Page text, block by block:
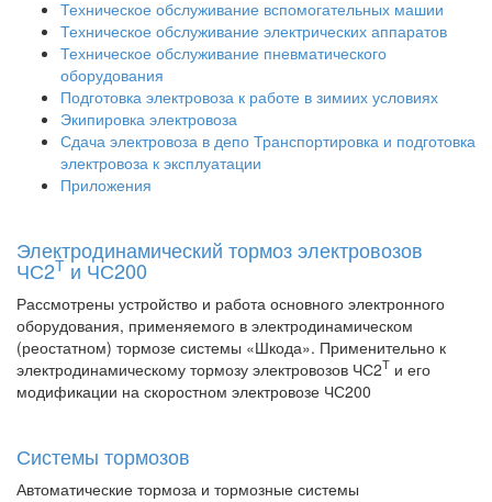
Техническое обслуживание вспомогательных машии
Техническое обслуживание электрических аппаратов
Техническое обслуживание пневматического
оборудования
Подготовка электровоза к работе в зимиих условиях
Экипировка электровоза
Сдача электровоза в депо Транспортировка и подготовка
электровоза к эксплуатации
Приложения
Электродинамический тормоз электровозов
ЧС2Т и ЧС200
Рассмотрены устройство и работа основного электронного
оборудования, применяемого в электродинамическом
(реостатном) тормозе системы «Шкода». Применительно к
электродинамическому тормозу электровозов ЧС2Т и его
модификации на скоростном электровозе ЧС200
Системы тормозов
Автоматические тормоза и тормозные системы